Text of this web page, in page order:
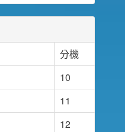
分機
10
11
12